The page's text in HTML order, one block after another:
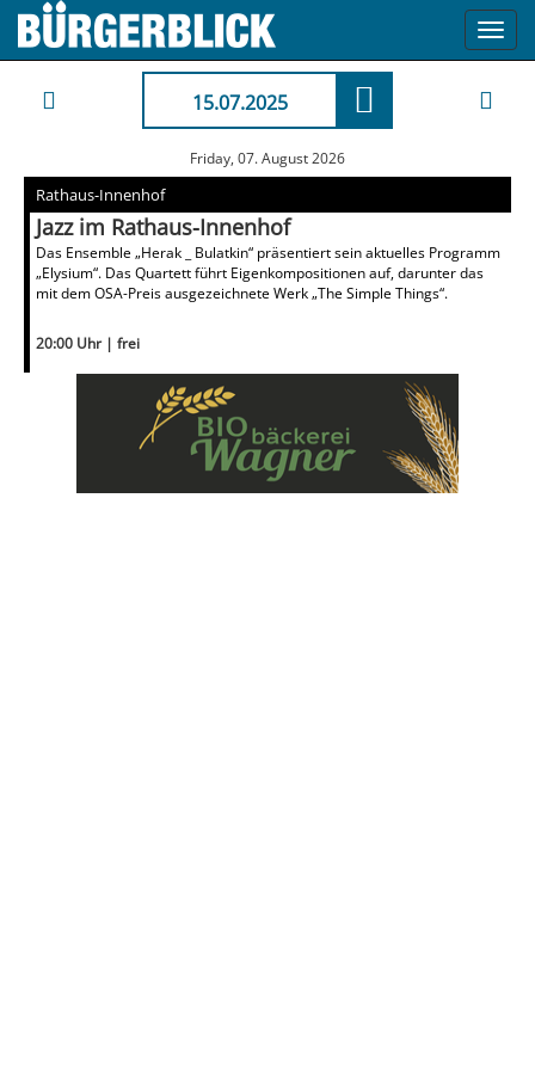
15.07.2025
Friday, 07. August 2026
Rathaus-Innenhof
Jazz im Rathaus-Innenhof
Das Ensemble „Herak _ Bulatkin“ präsentiert sein aktuelles Programm
„Elysium“. Das Quartett führt Eigenkompositionen auf, darunter das
mit dem OSA-Preis ausgezeichnete Werk „The Simple Things“.
20:00 Uhr | frei